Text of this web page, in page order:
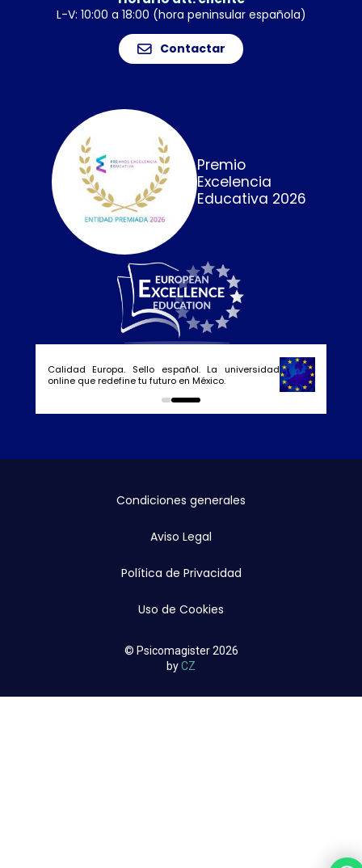
L-V: 10:00 a 18:00 (hora peninsular española)
Contactar
Premio
Excelencia
Educativa 2026
Calidad Europa. Sello español. La universidad
online que redefine tu futuro en México.
0 1
Condiciones generales
Aviso Legal
Política de Privacidad
Uso de Cookies
© Psicomagister 2026
byCZ